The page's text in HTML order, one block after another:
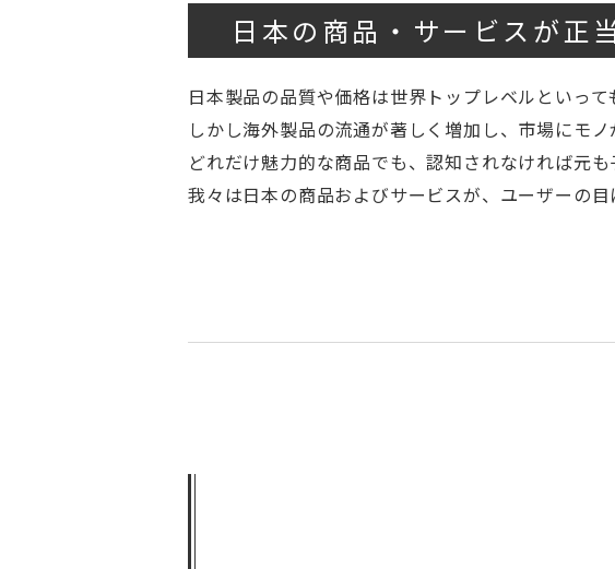
日本の商品・サービスが正
日本製品の品質や価格は世界トップレベルといって
しかし海外製品の流通が著しく増加し、市場にモ
どれだけ魅力的な商品でも、認知されなければ元も
我々は日本の商品およびサービスが、ユーザーの